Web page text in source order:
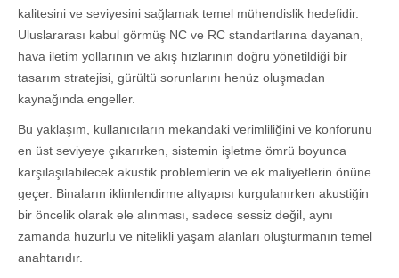
kalitesini ve seviyesini sağlamak temel mühendislik hedefidir.
Uluslararası kabul görmüş NC ve RC standartlarına dayanan,
hava iletim yollarının ve akış hızlarının doğru yönetildiği bir
tasarım stratejisi, gürültü sorunlarını henüz oluşmadan
kaynağında engeller.
Bu yaklaşım, kullanıcıların mekandaki verimliliğini ve konforunu
en üst seviyeye çıkarırken, sistemin işletme ömrü boyunca
karşılaşılabilecek akustik problemlerin ve ek maliyetlerin önüne
geçer. Binaların iklimlendirme altyapısı kurgulanırken akustiğin
bir öncelik olarak ele alınması, sadece sessiz değil, aynı
zamanda huzurlu ve nitelikli yaşam alanları oluşturmanın temel
anahtarıdır.